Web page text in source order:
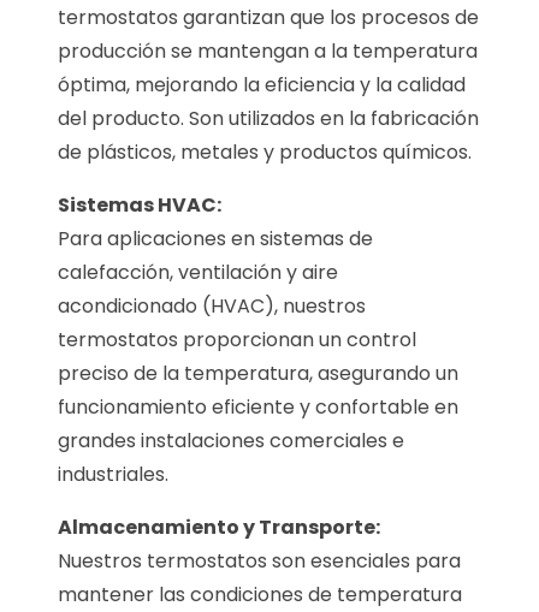
termostatos garantizan que los procesos de
producción se mantengan a la temperatura
óptima, mejorando la eficiencia y la calidad
del producto. Son utilizados en la fabricación
de plásticos, metales y productos químicos.
Sistemas HVAC:
Para aplicaciones en sistemas de
calefacción, ventilación y aire
acondicionado (HVAC), nuestros
termostatos proporcionan un control
preciso de la temperatura, asegurando un
funcionamiento eficiente y confortable en
grandes instalaciones comerciales e
industriales.
Almacenamiento y Transporte:
Nuestros termostatos son esenciales para
mantener las condiciones de temperatura